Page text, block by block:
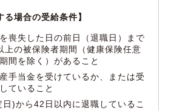
る場合の受給条件】
喪失した日の前日（退職日）まで
上の被保険者期間（健康保険任意
間を除く）があること
手当金を受けているか、または受
ていること
)から42日以内に退職しているこ